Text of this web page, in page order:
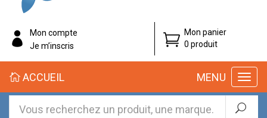
éco-
parapharmacie.fr
éco-
parapharmacie.fr
Mon compte
Je m’inscris
Mon panier
0 produit
MENU
ACCUEIL